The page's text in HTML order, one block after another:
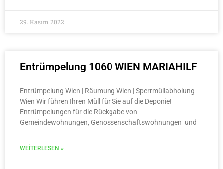
29. Kasım 2022
Entrümpelung 1060 WIEN MARIAHILF
Entrümpelung Wien | Räumung Wien | Sperrmüllabholung
Wien Wir führen Ihren Müll für Sie auf die Deponie!
Entrümpelungen für die Rückgabe von
Gemeindewohnungen, Genossenschaftswohnungen und
WEITERLESEN »